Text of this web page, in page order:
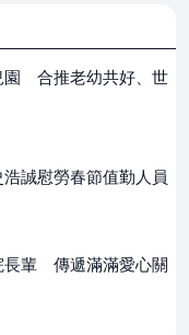
園 合推老幼共好、世
誠慰勞春節值勤人員
長輩 傳遞滿滿愛心關